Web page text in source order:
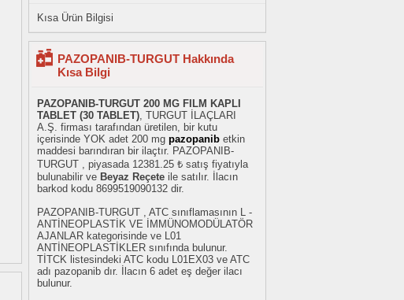
Kısa Ürün Bilgisi
PAZOPANIB-TURGUT Hakkında
Kısa Bilgi
PAZOPANIB-TURGUT 200 MG FILM KAPLI
TABLET (30 TABLET), TURGUT İLAÇLARI
A.Ş. firması tarafından üretilen, bir kutu
içerisinde YOK adet 200 mg pazopanib etkin
maddesi barındıran bir ilaçtır. PAZOPANIB-
TURGUT , piyasada 12381.25 ₺ satış fiyatıyla
bulunabilir ve Beyaz Reçete ile satılır. İlacın
barkod kodu 8699519090132 dir.
PAZOPANIB-TURGUT , ATC sınıflamasının L -
ANTİNEOPLASTİK VE İMMÜNOMODÜLATÖR
AJANLAR kategorisinde ve L01
ANTİNEOPLASTİKLER sınıfında bulunur.
TİTCK listesindeki ATC kodu L01EX03 ve ATC
adı pazopanib dır. İlacın 6 adet eş değer ilacı
bulunur.